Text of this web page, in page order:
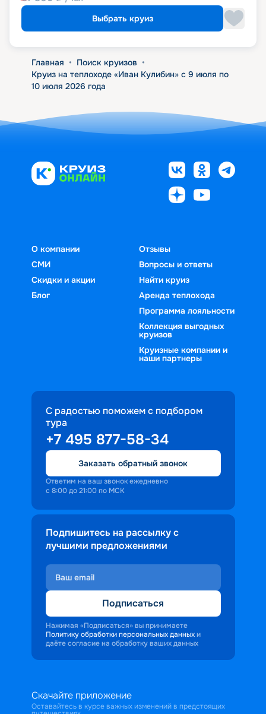
Выбрать круиз
Главная • Поиск круизов •
Круиз на теплоходе «Иван Кулибин» с 9 июля по
10 июля 2026 года
О компании
СМИ
Скидки и акции
Блог
Отзывы
Вопросы и ответы
Найти круиз
Аренда теплохода
Программа лояльности
Коллекция выгодных
круизов
Круизные компании и
наши партнеры
С радостью поможем с подбором
тура
+7 495 877-58-34
Заказать обратный звонок
Ответим на ваш звонок ежедневно
с 8:00 до 21:00 по МСК
Подпишитесь на рассылку с
лучшими предложениями
Подписаться
Нажимая «Подписаться» вы принимаете
Политику обработки персональных данных и
даёте согласие на обработку ваших данных
Скачайте приложение
Оставайтесь в курсе важных изменений в предстоящих